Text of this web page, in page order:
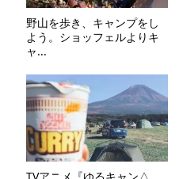
野山を歩き、キャンプをし
よう。ショッフェルよりキ
ャ...